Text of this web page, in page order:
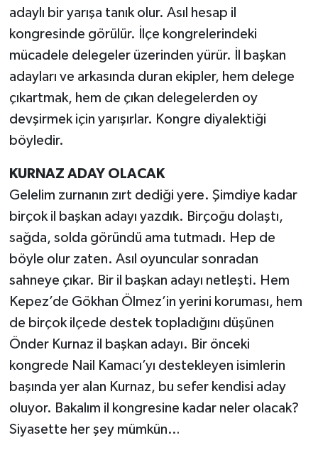
adaylı bir yarışa tanık olur. Asıl hesap il
kongresinde görülür. İlçe kongrelerindeki
mücadele delegeler üzerinden yürür. İl başkan
adayları ve arkasında duran ekipler, hem delege
çıkartmak, hem de çıkan delegelerden oy
devşirmek için yarışırlar. Kongre diyalektiği
böyledir.
KURNAZ ADAY OLACAK
Gelelim zurnanın zırt dediği yere. Şimdiye kadar
birçok il başkan adayı yazdık. Birçoğu dolaştı,
sağda, solda göründü ama tutmadı. Hep de
böyle olur zaten. Asıl oyuncular sonradan
sahneye çıkar. Bir il başkan adayı netleşti. Hem
Kepez’de Gökhan Ölmez’in yerini koruması, hem
de birçok ilçede destek topladığını düşünen
Önder Kurnaz il başkan adayı. Bir önceki
kongrede Nail Kamacı’yı destekleyen isimlerin
başında yer alan Kurnaz, bu sefer kendisi aday
oluyor. Bakalım il kongresine kadar neler olacak?
Siyasette her şey mümkün…